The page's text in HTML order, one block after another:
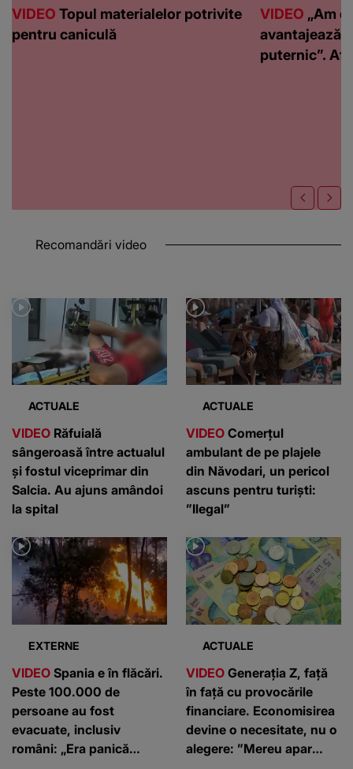
VIDEO Topul materialelor potrivite
pentru caniculă
VIDEO „Am
avantajează
puternic”.
Recomandări video
ACTUALE
VIDEO Răfuială
sângeroasă între actualul
și fostul viceprimar din
Salcia. Au ajuns amândoi
la spital
ACTUALE
VIDEO Comerțul
ambulant de pe plajele
din Năvodari, un pericol
ascuns pentru turiști:
”Ilegal”
EXTERNE
VIDEO Spania e în flăcări.
Peste 100.000 de
persoane au fost
evacuate, inclusiv
români: „Era panică
ACTUALE
VIDEO Generația Z, față
în față cu provocările
financiare. Economisirea
devine o necesitate, nu o
alegere: ”Mereu apar